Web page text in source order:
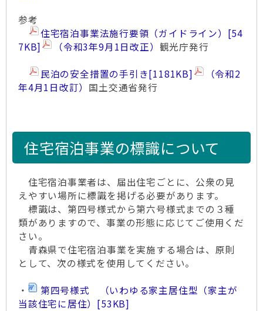
参考
住宅宿泊事業法施行要領（ガイドライン） [54
7KB]
（令和3年9月1日改正） 観光庁発行
民泊の安全措置の手引き[1181KB]
（令和2
年4月1日改訂） 国土交通省発行
住宅宿泊事業の標識について
住宅宿泊事業者は、届出住宅ごとに、公衆の見
えやすい場所に標識を掲げる必要があります。
標識は、第四号様式から第六号様式までの３種
類がありますので、事業の形態に応じてご使用くだ
さい。
青森県で住宅宿泊事業を実施する場合は、原則
として、次の様式を使用してください。
・
第四号様式 （いわゆる家主居住型（家主が
当該住宅に居住） [53KB]